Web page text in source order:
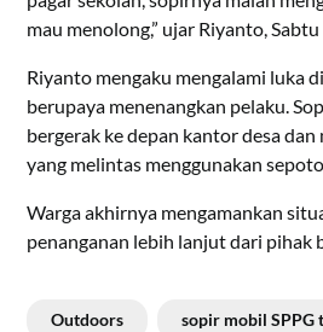
mau menolong,” ujar Riyanto,
Riyanto mengaku mengalami luka
berupaya menenangkan pelaku.
bergerak ke depan kantor desa dan
yang melintas menggunakan
Warga akhirnya mengamankan
penanganan lebih lanjut dari pihak
Outdoors sopir mobil SPPG